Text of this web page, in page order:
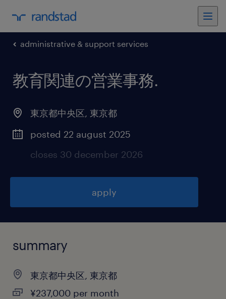
administrative & support services
教育関連の営業事務.
東京都中央区, 東京都
posted 22 august 2025
closes 30 december 2026
apply
summary
東京都中央区, 東京都
¥237,000 per month